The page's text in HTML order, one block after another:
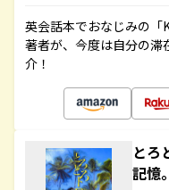
英会話本でおなじみの「
著者が、今度は自分の滞
介！
とろ
記憶